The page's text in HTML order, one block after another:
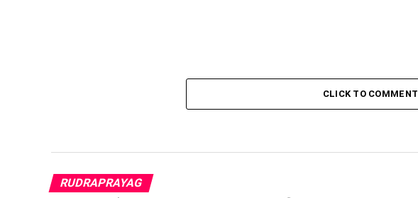
CLICK TO COMMENT
RUDRAPRAYAG